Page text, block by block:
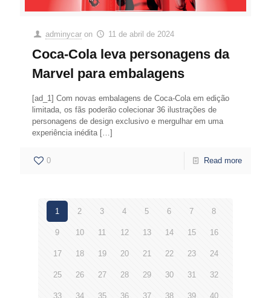
adminycar on 11 de abril de 2024
Coca-Cola leva personagens da
Marvel para embalagens
[ad_1] Com novas embalagens de Coca-Cola em edição
limitada, os fãs poderão colecionar 36 ilustrações de
personagens de design exclusivo e mergulhar em uma
experiência inédita […]
0 Read more
1 2 3 4 5 6 7 8
9 10 11 12 13 14 15 16
17 18 19 20 21 22 23 24
25 26 27 28 29 30 31 32
33 34 35 36 37 38 39 40